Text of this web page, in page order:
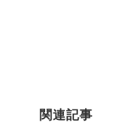
関連記事